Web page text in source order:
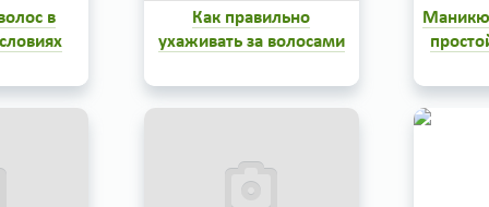
в
на
в
Как правильно
ухаживать за волосами